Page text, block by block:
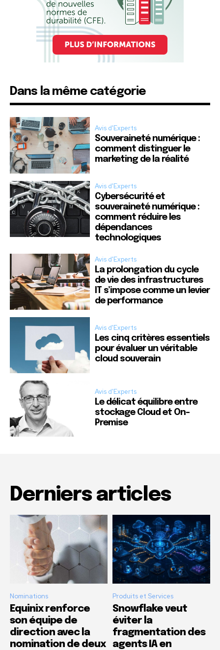
Dans la même catégorie
Avis d'Experts
Souveraineté numérique :
comment distinguer le
marketing de la réalité
Avis d'Experts
Cybersécurité et
souveraineté numérique :
comment réduire les
dépendances
technologiques
Avis d'Experts
La prolongation du cycle
de vie des infrastructures
IT s’impose comme un levier
de performance
Avis d'Experts
Les cinq critères essentiels
pour évaluer un véritable
cloud souverain
Avis d'Experts
Le délicat équilibre entre
stockage Cloud et On-
Premise
Derniers articles
Nominations
Equinix renforce
son équipe de
direction avec la
nomination de deux
Produits et Services
Snowflake veut
éviter la
fragmentation des
agents IA en